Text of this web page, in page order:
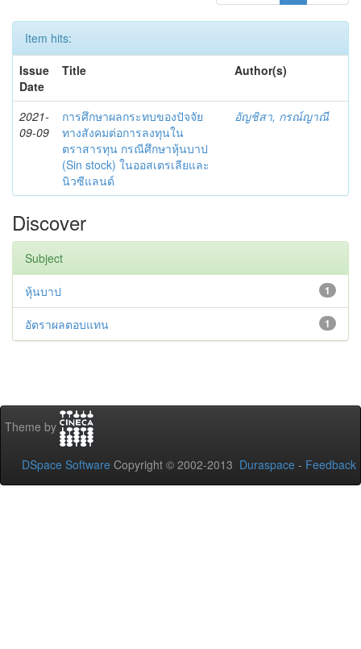
Item hits:
Issue
Date
Title Author(s)
2021-
09-09
การศึกษาผลกระทบของปัจจัย
ทางสังคมต่อการลงทุนใน
ตราสารทุน กรณีศึกษาหุ้นบาป
(Sin stock) ในออสเตรเลียและ
นิวซีแลนด์
อัญชิสา, กรณ์ญาณี
Discover
Subject
1
หุ้นบาป
1
อัตราผลตอบแทน
Theme by
DSpace Software Copyright © 2002-2013 Duraspace - Feedback